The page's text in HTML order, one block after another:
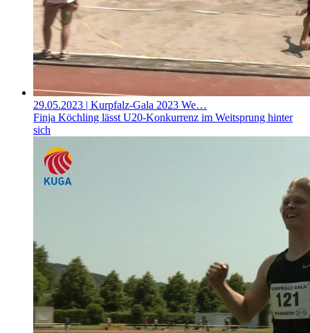
29.05.2023 | Kurpfalz-Gala 2023 We…
Finja Köchling lässt U20-Konkurrenz im Weitsprung hinter
sich